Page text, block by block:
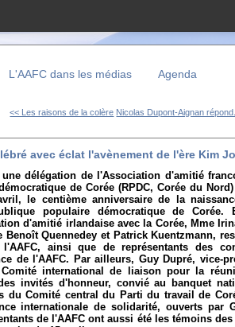
L'AAFC dans les médias Agenda
<< Les raisons de la colère Nicolas Dupont-Aignan
avec éclat l'avènement de l'ère Kim
délégation de l'Association d'amitié
de Corée (RPDC, Corée du
le centième anniversaire de la
populaire démocratique de Corée.
d'amitié irlandaise avec la Corée, Mme
Benoît Quennedey et Patrick Kuentzmann,
ainsi que de représentants des
de l'AAFC. Par ailleurs, Guy Dupré, vice-
international de liaison pour la
invités d'honneur, convié au banquet
du Comité central du Parti du travail de
internationale de solidarité, ouverts par
de l'AAFC ont aussi été les témoins